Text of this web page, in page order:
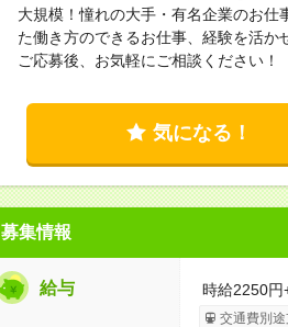
大規模！憧れの大手・有名企業のお
た働き方のできるお仕事、経験を活か
ご応募後、お気軽にご相談ください！
気になる！
募集情報
給与 時給2250
交通費別途